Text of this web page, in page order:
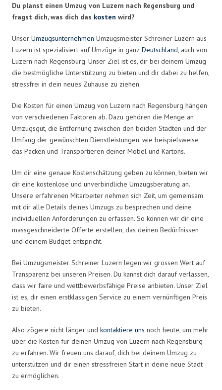
Du planst einen Umzug von Luzern nach Regensburg und
fragst dich, was dich das kosten wird?
Unser Umzugsunternehmen Umzugsmeister Schreiner Luzern aus
Luzern ist spezialisiert auf Umzüge in ganz Deutschland, auch von
Luzern nach Regensburg. Unser Ziel ist es, dir bei deinem Umzug
die bestmögliche Unterstützung zu bieten und dir dabei zu helfen,
stressfrei in dein neues Zuhause zu ziehen.
Die Kosten für einen Umzug von Luzern nach Regensburg hängen
von verschiedenen Faktoren ab. Dazu gehören die Menge an
Umzugsgut, die Entfernung zwischen den beiden Städten und der
Umfang der gewünschten Dienstleistungen, wie beispielsweise
das Packen und Transportieren deiner Möbel und Kartons.
Um dir eine genaue Kostenschätzung geben zu können, bieten wir
dir eine kostenlose und unverbindliche Umzugsberatung an.
Unsere erfahrenen Mitarbeiter nehmen sich Zeit, um gemeinsam
mit dir alle Details deines Umzugs zu besprechen und deine
individuellen Anforderungen zu erfassen. So können wir dir eine
massgeschneiderte Offerte erstellen, das deinen Bedürfnissen
und deinem Budget entspricht.
Bei Umzugsmeister Schreiner Luzern legen wir grossen Wert auf
Transparenz bei unseren Preisen. Du kannst dich darauf verlassen,
dass wir faire und wettbewerbsfähige Preise anbieten. Unser Ziel
ist es, dir einen erstklassigen Service zu einem vernünftigen Preis
zu bieten.
Also zögere nicht länger und kontaktiere uns noch heute, um mehr
über die Kosten für deinen Umzug von Luzern nach Regensburg
zu erfahren. Wir freuen uns darauf, dich bei deinem Umzug zu
unterstützen und dir einen stressfreien Start in deine neue Stadt
zu ermöglichen.